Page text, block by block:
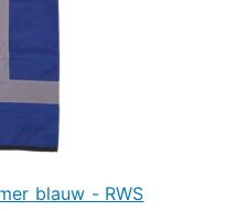
blauw - RWS